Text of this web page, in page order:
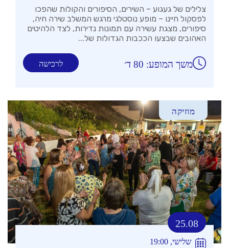
צלילים של געגוע – השירים, הסיפורים והקולות שהפכו
לפסקול חיינו – מופע נוסטלגי מרגש המשלב שירה חיה,
סיפורים, מצגת עשירה עם תמונות נדירות, לצד הלהיטים
האהובים שבצעו הככבות הגדולות של...
לרכישה משך המופע: 80 ד׳
מוזיקה
25.08
שלישי, 19:00